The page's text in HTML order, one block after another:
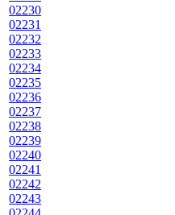
02230
02231
02232
02233
02234
02235
02236
02237
02238
02239
02240
02241
02242
02243